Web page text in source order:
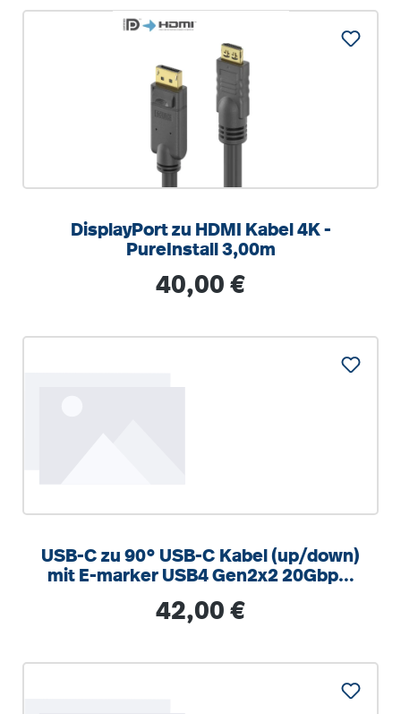
DisplayPort zu HDMI Kabel 4K -
PureInstall 3,00m
Regulärer Preis:
40,00 €
USB-C zu 90° USB-C Kabel (up/down)
mit E-marker USB4 Gen2x2 20Gbps,
Regulärer Preis:
42,00 €